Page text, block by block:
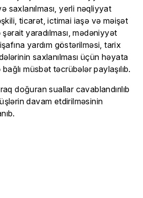
saxlanılması, yerli nəqliyyat
ticarət, ictimai iaşə və məişət
yaradılması, mədəniyyət
yardım göstərilməsi, tarix
saxlanılması üçün həyata
müsbət təcrübələr paylaşılıb.
doğuran suallar cavablandırılıb
davam etdirilməsinin